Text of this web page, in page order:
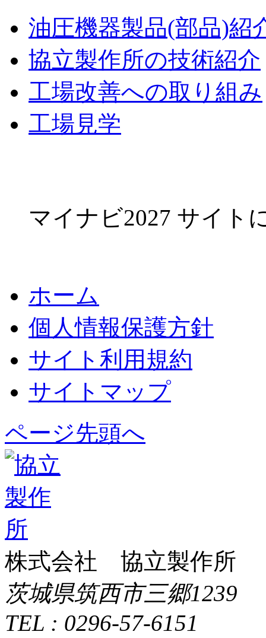
油圧機器製品(部品)紹
協立製作所の技術紹介
工場改善への取り組み
工場見学
マイナビ2027 サイト
ホーム
個人情報保護方針
サイト利用規約
サイトマップ
ページ先頭へ
株式会社 協立製作所
茨城県筑西市三郷1239
TEL : 0296-57-6151